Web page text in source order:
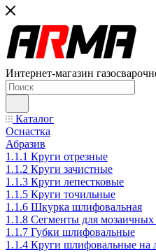
Интернет-магазин
Каталог
Оснастка
Абразив
1.1.1 Круги отрезные
1.1.2 Круги зачистные
1.1.3 Круги лепестковые
1.1.5 Круги точильные
1.1.6 Шкурка шлифовальная
1.1.8 Сегменты для
1.1.7 Губки шлифовальные
1.1.4 Круги шлифовальные на